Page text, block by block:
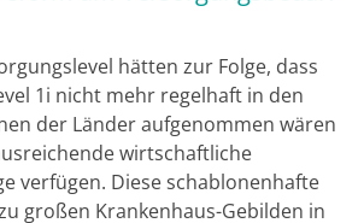
hätten zur Folge, dass
1i nicht mehr regelhaft in den
der Länder aufgenommen wären
wirtschaftliche
verfügen. Diese schablonenhafte
großen Krankenhaus-Gebilden in